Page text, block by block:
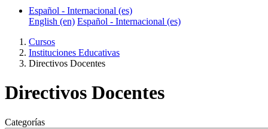
Español - Internacional ‎(es)‎
English ‎(en)‎ Español - Internacional ‎(es)‎
Cursos
Instituciones Educativas
Directivos Docentes
Directivos Docentes
Categorías